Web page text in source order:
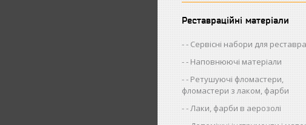
Реставраційні матеріали
- Сервісні набори для
- Наповнюючі матеріали
- Ретушуючі фломастери,
фломастери з лаком, фарби
- Лаки, фарби в аерозолі